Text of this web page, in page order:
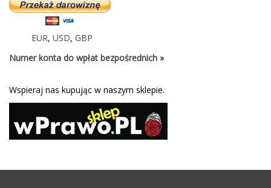
EUR, USD, GBP
Numer konta do wpłat bezpośrednich »
Wspieraj nas kupując w naszym sklepie.